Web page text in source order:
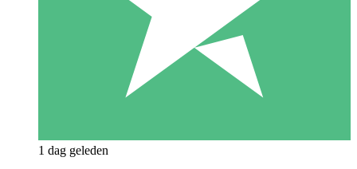
1 dag geleden